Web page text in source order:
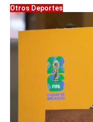
Otros Deportes